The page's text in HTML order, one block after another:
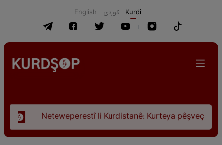
English كوردی Kurdî
li Kurdistanê: Kurteya pêşveçûna dirokî û civakî-siyasî